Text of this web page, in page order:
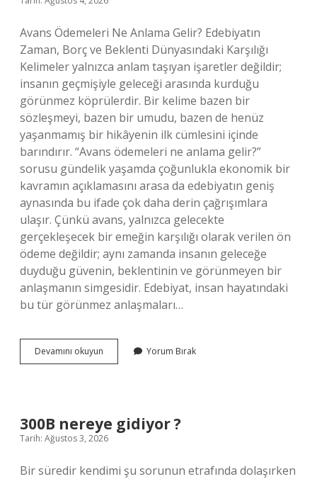
Avans Ödemeleri Ne Anlama Gelir? Edebiyatın
Zaman, Borç ve Beklenti Dünyasındaki Karşılığı
Kelimeler yalnızca anlam taşıyan işaretler değildir;
insanın geçmişiyle geleceği arasında kurduğu
görünmez köprülerdir. Bir kelime bazen bir
sözleşmeyi, bazen bir umudu, bazen de henüz
yaşanmamış bir hikâyenin ilk cümlesini içinde
barındırır. “Avans ödemeleri ne anlama gelir?”
sorusu gündelik yaşamda çoğunlukla ekonomik bir
kavramın açıklamasını arasa da edebiyatın geniş
aynasında bu ifade çok daha derin çağrışımlara
ulaşır. Çünkü avans, yalnızca gelecekte
gerçekleşecek bir emeğin karşılığı olarak verilen ön
ödeme değildir; aynı zamanda insanın geleceğe
duyduğu güvenin, beklentinin ve görünmeyen bir
anlaşmanın simgesidir. Edebiyat, insan hayatındaki
bu tür görünmez anlaşmaları…
Devamını okuyun
ödemeleri
Yorum Bırak
300B nereye gidiyor ?
Tarih: Ağustos 3, 2026
Bir süredir kendimi şu sorunun etrafında dolaşırken